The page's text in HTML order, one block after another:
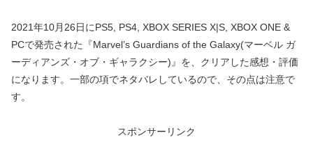
2021年10月26日にPS5, PS4, XBOX SERIES X|S, XBOX ONE &
PCで発売された『Marvel’s Guardians of the Galaxy(マーベル ガ
ーディアンズ・オブ・ギャラクシー)』を、クリアした感想・評価
になります。一部の項でネタバレしているので、その点は注意で
す。
スポンサーリンク